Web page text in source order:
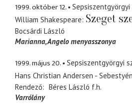
1999. október 12.
Sepsiszentgyörgyi
William Shakespeare Szeget
Bocsárdi László
Marianna Angelo menyasszonya
1999. május 20.
Sepsiszentgyörgyi
Hans Christian Andersen -
Rendező Béres László f.h.
Varrólány